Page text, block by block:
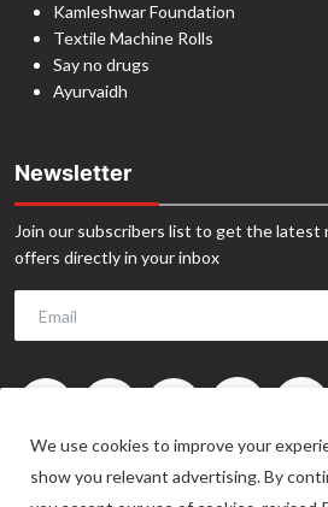
Kamleshwar Foundation
Textile Machine Rolls
Say no drugs
Ayurvaidh
Newsletter
Join our subscribers list to get the latest
offers directly in your inbox
We use cookies to improve your
show you relevant advertising. By